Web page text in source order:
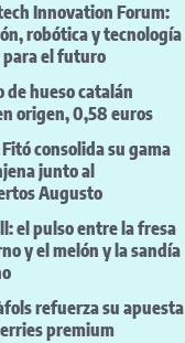
Innovation Forum:
robótica y tecnología
para el futuro
de hueso catalán
origen, 0,58 euros
consolida su gama
junto al
Augusto
el pulso entre la fresa
y el melón y la sandía
refuerza su apuesta
premium